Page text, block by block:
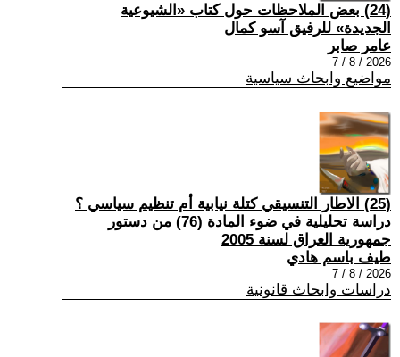
(24) بعض الملاحظات حول كتاب «الشيوعية
الجديدة» للرفيق آسو كمال
عامر صابر
2026 / 8 / 7
مواضيع وابحاث سياسية
(25) الاطار التنسيقي كتلة نيابية أم تنظيم سياسي ؟
دراسة تحليلية في ضوء المادة (76) من دستور
جمهورية العراق لسنة 2005
طيف باسم هادي
2026 / 8 / 7
دراسات وابحاث قانونية